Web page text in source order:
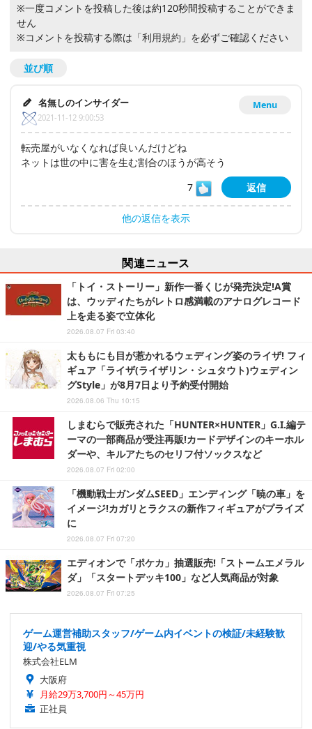
※一度コメントを投稿した後は約120秒間投稿することができま
せん
※コメントを投稿する際は 「利用規約」 を必ずご確認ください
並び順
Menu
名無しのインサイダー
2021-11-12 9:00:53
転売屋がいなくなれば良いんだけどね
ネットは世の中に害を生む割合のほうが高そう
7
返信
他の返信を表示
関連ニュース
「トイ・ストーリー」新作一番くじが発売決定!A賞
は、ウッディたちがレトロ感満載のアナログレコード
上を走る姿で立体化
2026.08.07 Fri 03:40
太ももにも目が惹かれるウェディング姿のライザ! フィ
ギュア「ライザ(ライザリン・シュタウト)ウェディン
グStyle」が8月7日より予約受付開始
2026.08.06 Thu 10:15
しまむらで販売された「HUNTER×HUNTER」G.I.編テ
ーマの一部商品が受注再販!カードデザインのキーホル
ダーや、キルアたちのセリフ付ソックスなど
2026.08.07 Fri 02:00
「機動戦士ガンダムSEED」エンディング「暁の車」を
イメージ!カガリとラクスの新作フィギュアがプライズ
に
2026.08.07 Fri 07:20
エディオンで「ポケカ」抽選販売!「ストームエメラル
ダ」「スタートデッキ100」など人気商品が対象
2026.08.07 Fri 07:25
ゲーム運営補助スタッフ/ゲーム内イベントの検証/未経験歓
迎/やる気重視
株式会社ELM
大阪府
月給29万3,700円～45万円
正社員